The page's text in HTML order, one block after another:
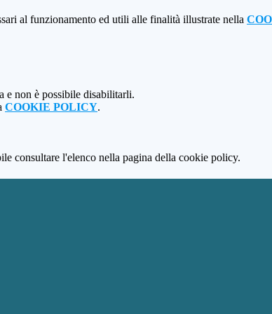
al funzionamento ed utili alle finalità illustrate nella
e non è possibile disabilitarli.
COOKIE POLICY.
consultare l'elenco nella pagina della cookie policy.